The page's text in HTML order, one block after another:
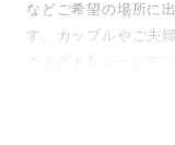
などご希望の場所に
す。カップルやご夫
ありのままの空気感